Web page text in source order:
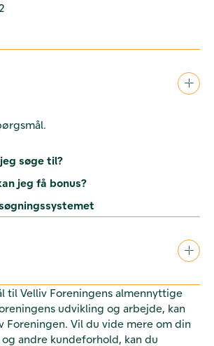
søge til?
jeg få bonus?
til Velliv Foreningens almennyttige
udvikling og arbejde, kan
Foreningen. Vil du vide mere om din
andre kundeforhold, kan du